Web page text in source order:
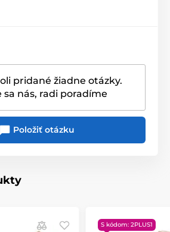
pridané žiadne otázky.
sa nás, radi poradíme
Položiť otázku
S kódom: 2PLUS1